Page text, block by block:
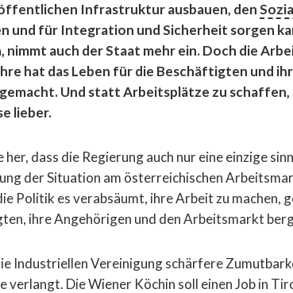
Infrastruktur ausbauen, den
und für Integration und Sicherheit sorgen
nimmt auch der Staat mehr ein. Doch die
hat das Leben für die Beschäftigten und
Und statt Arbeitsplätze zu schaffen,
lieber.
her, dass die Regierung auch nur eine einzige
der Situation am österreichischen
Politik es verabsäumt, ihre Arbeit zu machen,
ihre Angehörigen und den Arbeitsmarkt
Industriellen Vereinigung schärfere
verlangt. Die Wiener Köchin soll einen Job in